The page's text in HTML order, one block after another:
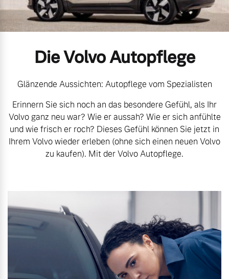
Mild-Hybrid
Geschäftskunden
Editionsmodelle
Angebot anfragen
Fahrzeug konfigurieren
Sofort verfügbare Fahrzeuge
Volvo Gebrauchtwagenbörse
Aktuelle Zubehörangebote
Zubehörkatalog
Aktuelle Serviceangebote
Sie erhalten bei uns eine
Vielzahl von Original
Volvo Winter- und
Sommer Kompletträder.
Bitte sprechen Sie uns
direkt an.
Kontakt und Anfahrt
Die Volvo Autopflege
Glänzende Aussichten: Autopflege vom Spezialisten
Erinnern Sie sich noch an das besondere Gefühl, als Ihr
Volvo ganz neu war? Wie er aussah? Wie er sich anfühlte
und wie frisch er roch? Dieses Gefühl können Sie jetzt in
Ihrem Volvo wieder erleben (ohne sich einen neuen Volvo
zu kaufen). Mit der Volvo Autopflege.